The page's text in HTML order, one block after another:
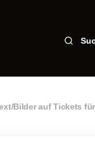
Bilder auf Tickets